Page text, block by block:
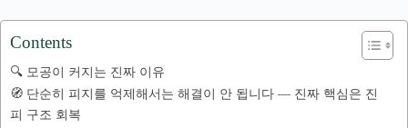
Contents
🔍 모공이 커지는 진짜 이유
🧭 단순히 피지를 억제해서는 해결이 안 됩니다 — 진짜 핵심은 진
피 구조 회복